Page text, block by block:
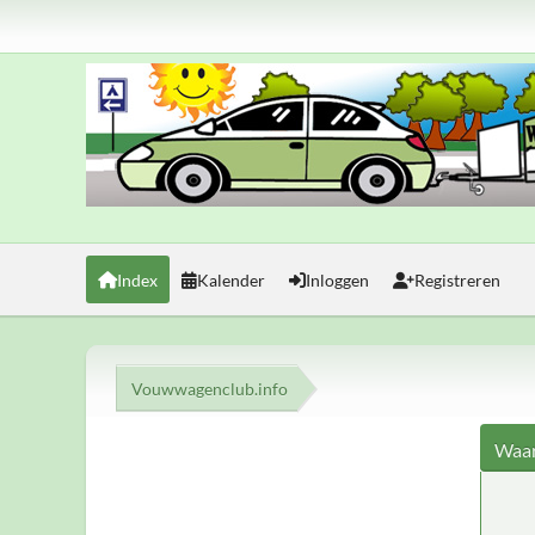
Index Kalender Inloggen Registreren
Vouwwagenclub.info